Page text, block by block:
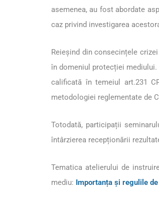
asemenea, au fost abordate
caz privind investigarea
Reieșind din consecințele
în domeniul protecției
calificată în temeiul art.231
metodologiei reglementate de
Totodată, participații
întârzierea recepționării
Tematica atelierului de
mediu: Importanța și regulile